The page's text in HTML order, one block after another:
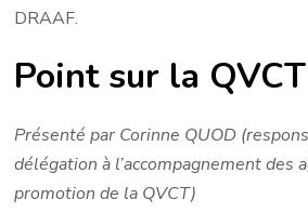
DRAAF.
Point sur la QVCT
Présenté par Corinne QUOD
délégation à l’accompagnement des
promotion de la QVCT)